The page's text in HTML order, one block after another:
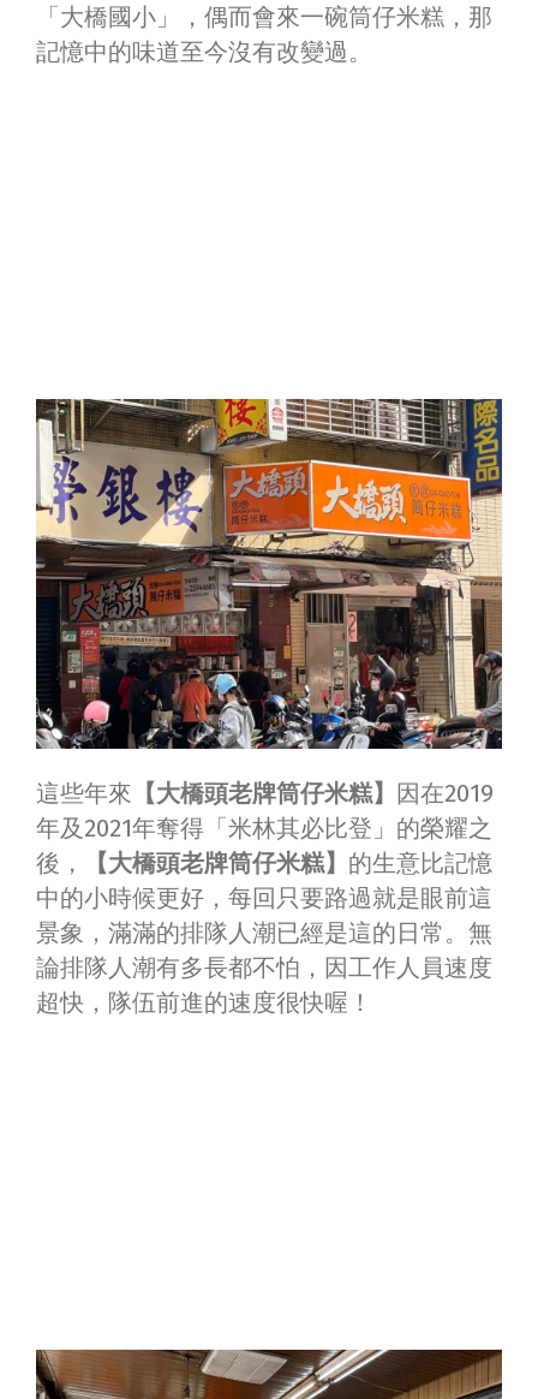
「大橋國小」，偶而會來一碗筒仔米糕，那
記憶中的味道至今沒有改變過。
這些年來 【大橋頭老牌筒仔米糕】 因在2019
年及2021年奪得「米林其必比登」的榮耀之
後，
【大橋頭老牌筒仔米糕】 的生意比記憶
中的小時候更好，每回只要路過就是眼前這
景象，滿滿的排隊人潮已經是這的日常。無
論排隊人潮有多長都不怕，因工作人員速度
超快，隊伍前進的速度很快喔！